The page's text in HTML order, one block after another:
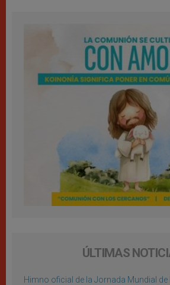
ÚLTIMAS
Himno oficial de la Jornada Mundial de